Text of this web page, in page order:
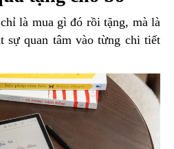
là mua gì đó rồi tặng, mà là
sự quan tâm vào từng chi tiết